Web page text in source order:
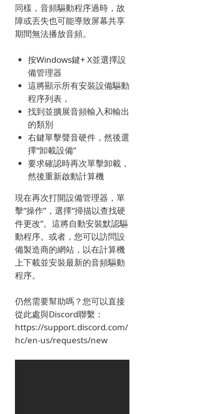
同樣，音頻驅動程序過時，故
障或丟失也可能導致屏幕共享
期間無法播放音頻。
按Windows鍵+ X並選擇設
備管理器
這將顯示所有安裝設備驅動
程序列表，
找到並擴展音頻輸入和輸出
的類別
右鍵單擊聲音硬件，然後選
擇“卸載設備”
要求確認時再次單擊卸載，
然後重新啟動計算機
現在再次打開設備管理器，單
擊“操作”，選擇“掃描以查找硬
件更改”。 這將自動安裝默認驅
動程序。 或者，您可以訪問設
備製造商的網站，以在計算機
上下載並安裝最新的音頻驅動
程序。
仍然需要幫助嗎？您可以直接
從此處與Discord聯繫：
https://support.discord.com/
hc/en-us/requests/new